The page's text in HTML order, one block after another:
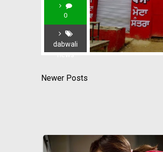
0
dabwali
news
Newer Posts